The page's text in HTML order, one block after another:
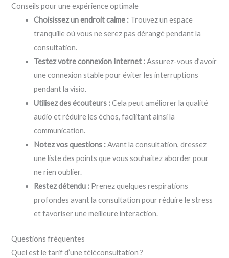
Conseils pour une expérience optimale
Choisissez un endroit calme : Trouvez un espace
tranquille où vous ne serez pas dérangé pendant la
consultation.
Testez votre connexion Internet :Assurez-vous d’avoir
une connexion stable pour éviter les interruptions
pendant la visio.
Utilisez des écouteurs :Cela peut améliorer la qualité
audio et réduire les échos, facilitant ainsi la
communication.
Notez vos questions :Avant la consultation, dressez
une liste des points que vous souhaitez aborder pour
ne rien oublier.
Restez détendu : Prenez quelques respirations
profondes avant la consultation pour réduire le stress
et favoriser une meilleure interaction.
Questions fréquentes
Quel est le tarif d’une téléconsultation ?